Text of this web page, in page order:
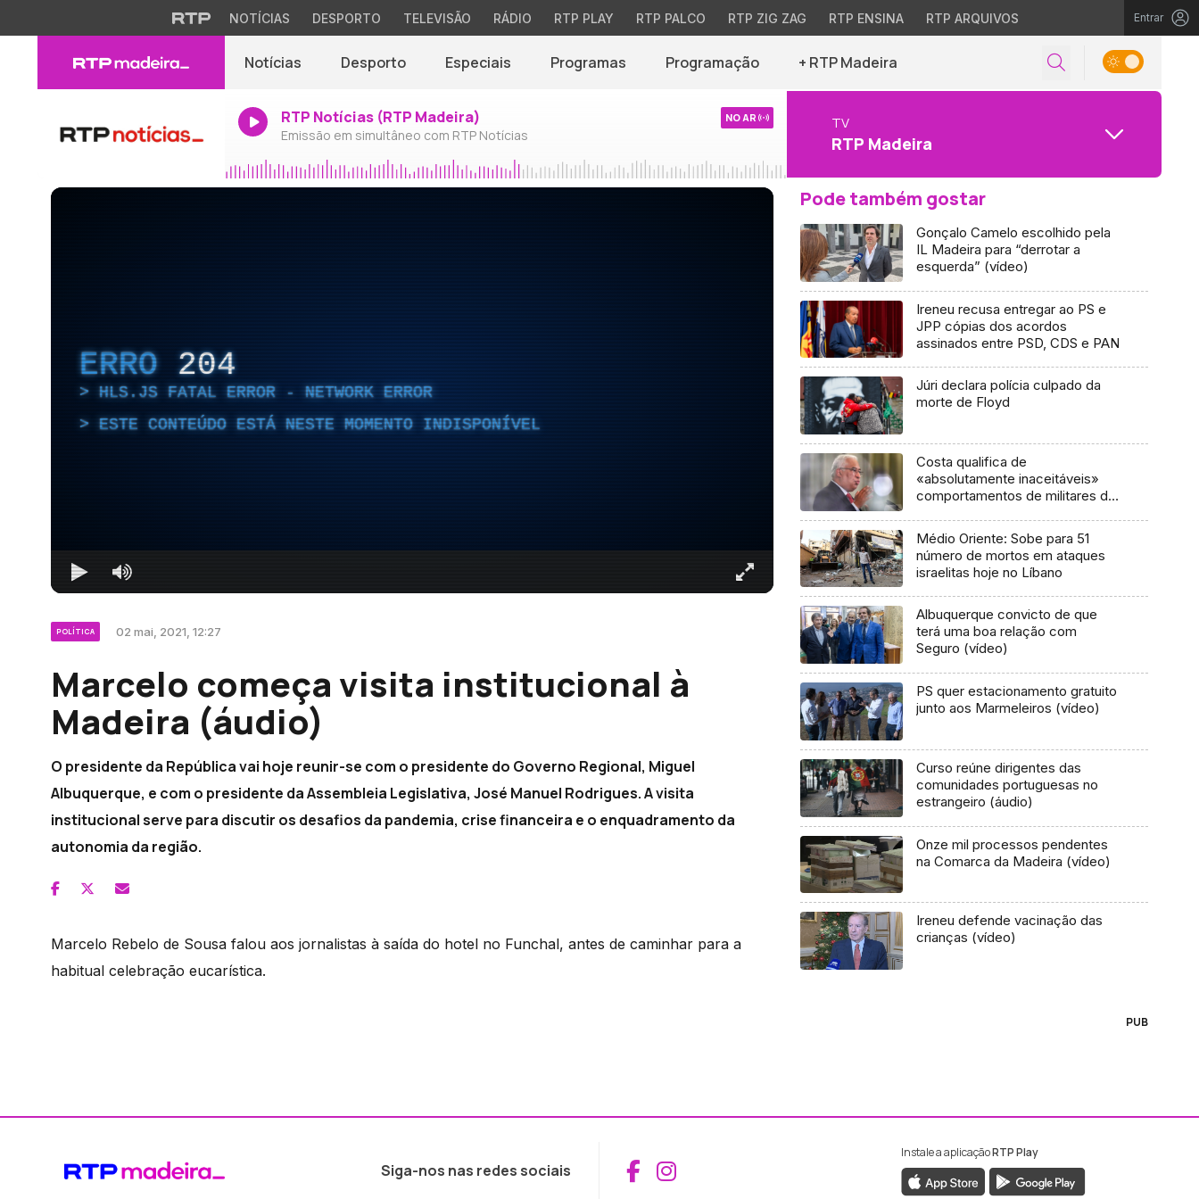
NOTÍCIAS DESPORTO TELEVISÃO RÁDIO RTP PLAY RTP PALCO RTP ZIG ZAG RTP ENSINA RTP ARQUIVOS Entrar
Notícias Desporto Especiais Programas Programação + RTP Madeira
RTP Notícias (RTP Madeira)
Emissão em simultâneo com RTP Notícias
NO AR TV
RTP Madeira
ERRO 204
HLS.JS FATAL ERROR - NETWORK ERROR
ESTE CONTEÚDO ESTÁ NESTE MOMENTO INDISPONÍVEL
POLÍTICA 02 mai, 2021, 12:27
Marcelo começa visita institucional à
Madeira (áudio)
O presidente da República vai hoje reunir-se com o presidente do Governo Regional, Miguel
Albuquerque, e com o presidente da Assembleia Legislativa, José Manuel Rodrigues. A visita
institucional serve para discutir os desafios da pandemia, crise financeira e o enquadramento da
autonomia da região.
Marcelo Rebelo de Sousa falou aos jornalistas à saída do hotel no Funchal, antes de caminhar para a
habitual celebração eucarística.
Pode também gostar
Gonçalo Camelo escolhido pela
IL Madeira para “derrotar a
esquerda” (vídeo)
Ireneu recusa entregar ao PS e
JPP cópias dos acordos
assinados entre PSD, CDS e PAN
Júri declara polícia culpado da
morte de Floyd
Costa qualifica de
«absolutamente inaceitáveis»
comportamentos de militares da
Médio Oriente: Sobe para 51
número de mortos em ataques
israelitas hoje no Líbano
Albuquerque convicto de que
terá uma boa relação com
Seguro (vídeo)
PS quer estacionamento gratuito
junto aos Marmeleiros (vídeo)
Curso reúne dirigentes das
comunidades portuguesas no
estrangeiro (áudio)
Onze mil processos pendentes
na Comarca da Madeira (vídeo)
Ireneu defende vacinação das
crianças (vídeo)
PUB
Siga-nos nas redes sociais Aceder ao Facebook da RTP Madeira
Aceder ao Instagram da RTP Madeira
Instale a aplicaçãoRTP Play